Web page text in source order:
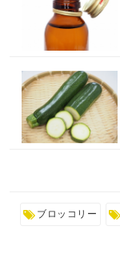
ブロッコリー